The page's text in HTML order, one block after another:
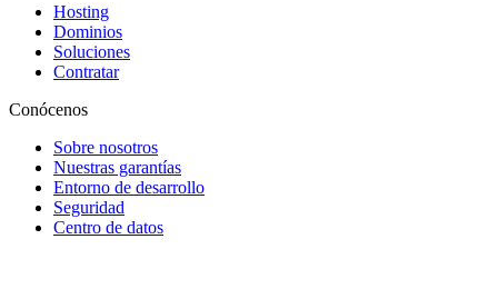
Hosting
Dominios
Soluciones
Contratar
Conócenos
Sobre nosotros
Nuestras garantías
Entorno de desarrollo
Seguridad
Centro de datos